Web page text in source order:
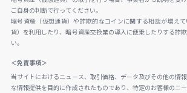
ご自身の判断で行ってください。
暗号資産（仮想通貨）や詐欺的なコインに関する相談が増え
貨）を利用したり、暗号資産交換業の導入に便乗したりする詐
い。
＜免責事項＞
当サイトにおけるニュース、取引価格、データ及びその他の情
な情報提供を目的に作成されたものであり、特定のお客様のニ